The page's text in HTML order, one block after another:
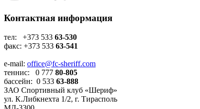
Контактная информация
тел: +373 533 63-530
факс: +373 533 63-541
e-mail: office@fc-sheriff.com
теннис: 0 777 80-805
бассейн: 0 533 63-888
ЗАО Спортивный клуб «Шериф»
ул. К.Либкнехта 1/2, г. Тирасполь